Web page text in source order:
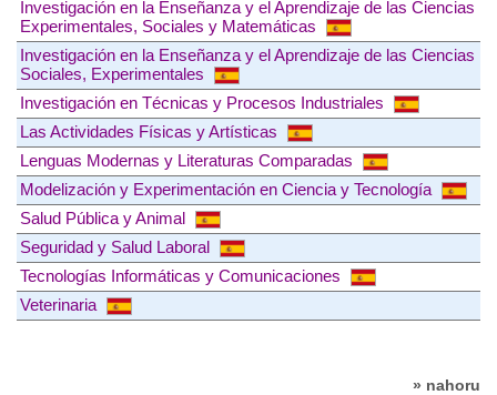
Investigación en la Enseñanza y el Aprendizaje de las Ciencias
Experimentales, Sociales y Matemáticas
Investigación en la Enseñanza y el Aprendizaje de las Ciencias
Sociales, Experimentales
Investigación en Técnicas y Procesos Industriales
Las Actividades Físicas y Artísticas
Lenguas Modernas y Literaturas Comparadas
Modelización y Experimentación en Ciencia y Tecnología
Salud Pública y Animal
Seguridad y Salud Laboral
Tecnologías Informáticas y Comunicaciones
Veterinaria
» nahoru